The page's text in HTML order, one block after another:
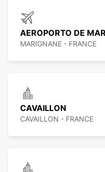
AEROPORTO DE
MARIGNANE - FRANCE
CAVAILLON
CAVAILLON - FRANCE